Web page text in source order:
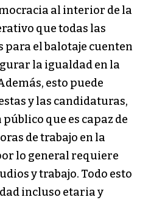
al interior de la
que todas las
el balotaje cuenten
la igualdad en la
esto puede
y las candidaturas,
que es capaz de
de trabajo en la
lo general requiere
y trabajo. Todo esto
incluso etaria y